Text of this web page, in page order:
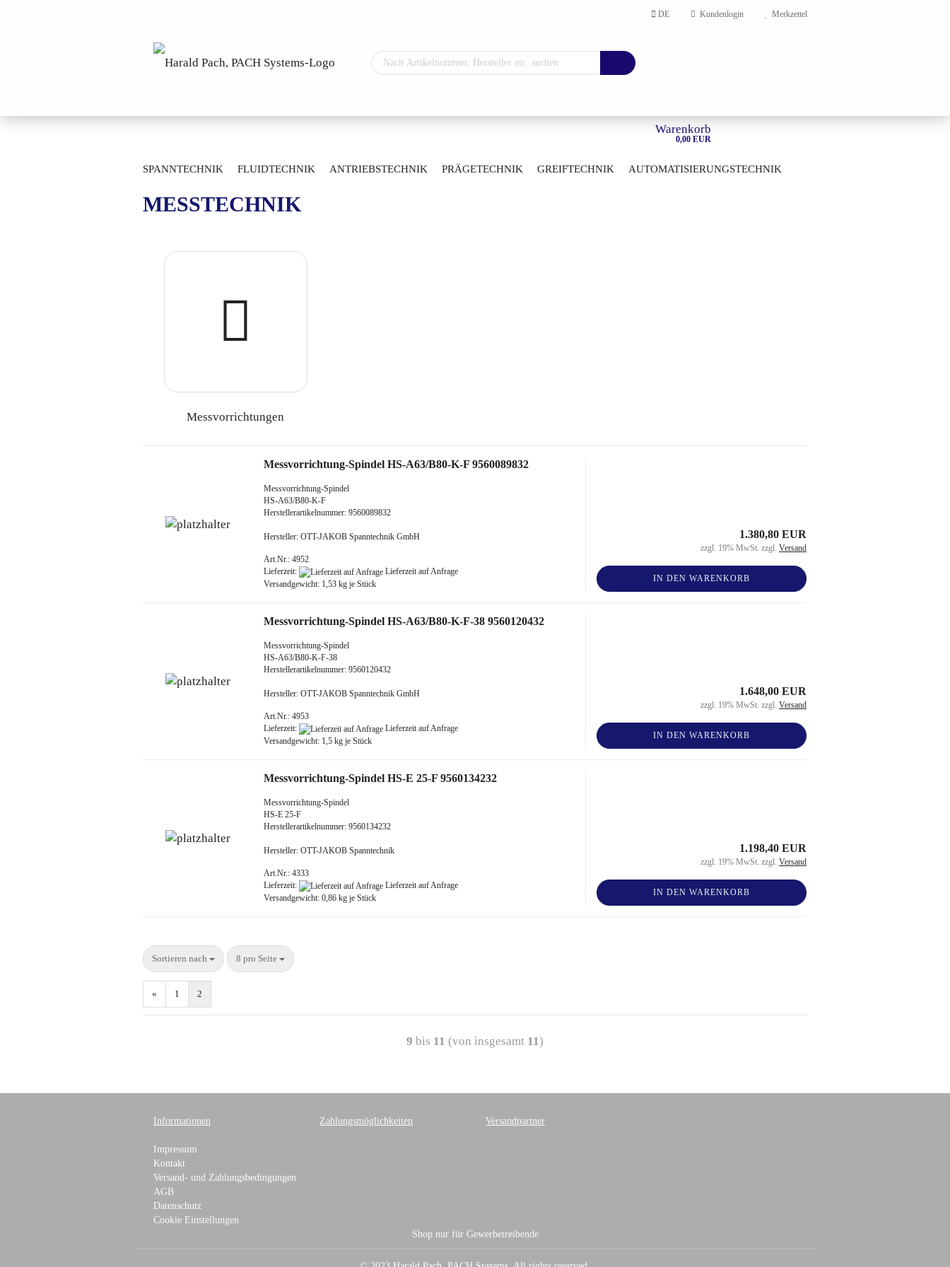
DE Kundenlogin Merkzettel
Warenkorb
0,00 EUR
SPANNTECHNIK FLUIDTECHNIK ANTRIEBSTECHNIK PRÄGETECHNIK GREIFTECHNIK AUTOMATISIERUNGSTECHNIK
MESSTECHNIK LAGERTECHNIK
MESSTECHNIK
Messvorrichtungen
Messvorrichtung-Spindel HS-A63/B80-K-F 9560089832
Messvorrichtung-Spindel
HS-A63/B80-K-F
Herstellerartikelnummer: 9560089832
Hersteller: OTT-JAKOB Spanntechnik GmbH
Art.Nr.: 4952
Lieferzeit:
Lieferzeit auf Anfrage
Versandgewicht: 1,53 kg je Stück
1.380,80 EUR
zzgl. 19% MwSt. zzgl. Versand
IN DEN WARENKORB
Messvorrichtung-Spindel HS-A63/B80-K-F-38 9560120432
Messvorrichtung-Spindel
HS-A63/B80-K-F-38
Herstellerartikelnummer: 9560120432
Hersteller: OTT-JAKOB Spanntechnik GmbH
Art.Nr.: 4953
Lieferzeit:
Lieferzeit auf Anfrage
Versandgewicht: 1,5 kg je Stück
1.648,00 EUR
zzgl. 19% MwSt. zzgl. Versand
IN DEN WARENKORB
Messvorrichtung-Spindel HS-E 25-F 9560134232
Messvorrichtung-Spindel
HS-E 25-F
Herstellerartikelnummer: 9560134232
Hersteller: OTT-JAKOB Spanntechnik
Art.Nr.: 4333
Lieferzeit:
Lieferzeit auf Anfrage
Versandgewicht: 0,86 kg je Stück
1.198,40 EUR
zzgl. 19% MwSt. zzgl. Versand
IN DEN WARENKORB
Sortieren nach 8 pro Seite
« 1 2
9 bis 11 (von insgesamt 11)
Informationen
Impressum
Kontakt
Versand- und Zahlungsbedingungen
AGB
Datenschutz
Cookie Einstellungen
Zahlungsmöglichkeiten Versandpartner
Shop nur für Gewerbetreibende